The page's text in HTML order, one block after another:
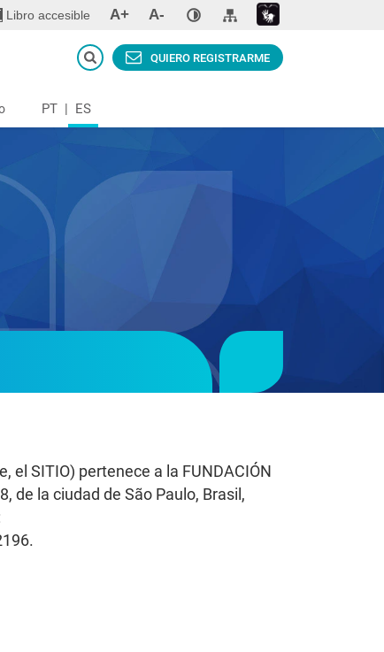
Libro accesible A+ A-
PT | ES
QUIERO REGISTRARME
el SITIO) pertenece a la FUNDACIÓN
de la ciudad de São Paulo, Brasil,